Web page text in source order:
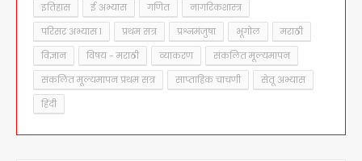
इतिहास
ई अभ्यास गणित
नागरिकशास्त्र
परिसर अभ्यास १
प्रथम सत्र प्रश्नमंजुषा भूगोल
मराठी
विज्ञान
विषय - मराठी व्याकरण
संकलित मूल्यमापन
संकलित मूल्यमापन प्रथम सत्र
साप्ताहिक चाचणी
सेतू अभ्यास
हिंदी